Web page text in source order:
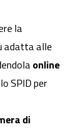
la
adatta alle
online
SPID per
di